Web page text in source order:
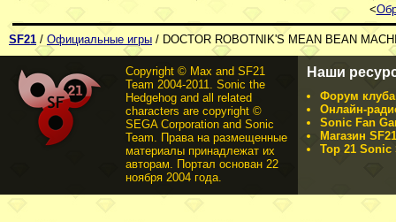
<
SF21 / Официальные игры / DOCTOR ROBOTNIK'S MEAN BEAN
Copyright © Max and SF21
Team 2004-2011. Sonic the
Hedgehog and all related
characters are copyright ©
SEGA Corporation and Sonic
Team. Права на размещенные
материалы принадлежат их
авторам. Портал основан 22
ноября 2004 года.
Наши
Форум
Онлайн-
Sonic Fan
Магазин
Top 21 Sonic